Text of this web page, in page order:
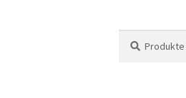
nach: